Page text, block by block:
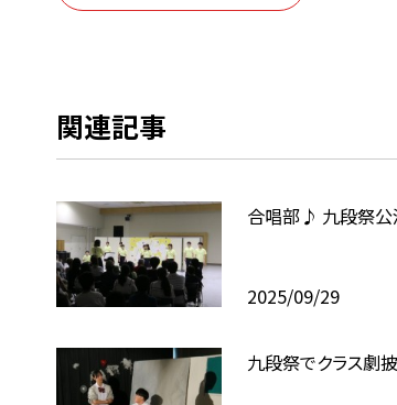
関連記事
合唱部♪ 九段祭公
2025/09/29
九段祭でクラス劇